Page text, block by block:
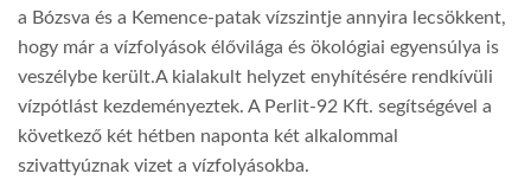
a Bózsva és a Kemence-patak vízszintje annyira lecsökkent,
hogy már a vízfolyások élővilága és ökológiai egyensúlya is
veszélybe került.A kialakult helyzet enyhítésére rendkívüli
vízpótlást kezdeményeztek. A Perlit-92 Kft. segítségével a
következő két hétben naponta két alkalommal
szivattyúznak vizet a vízfolyásokba.